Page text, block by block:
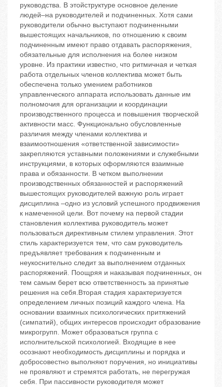
руководства. В этойструктуре основное деление
людей–на руководителей и подчиненных. Хотя сами
руководители обычно выступают подчиненными
вышестоящих начальников, по отношению к своим
подчиненным имеют право отдавать распоряжения,
обязательные для исполнения на более низком
уровне. Из практики известно, что ритмичная и четкая
работа отдельных членов коллектива может быть
обеспечена только умением работников
управленческого аппарата использовать данные им
полномочия для организации и координации
производственного процесса и повышения творческой
активности масс. Функционально обусловленные
различия между членами коллектива и
взаимоотношения «ответственной зависимости»
закрепляются уставными положениями и служебными
инструкциями, в которых оформляются взаимные
права и обязанности. В четком выполнении
производственных обязанностей и распоряжений
вышестоящих руководителей важную роль играет
дисциплина –одно из условий успешного продвижения
к намеченной цели. Вот почему на первой стадии
становления коллектива руководитель может
пользоваться директивным стилем управления. Этот
стиль характеризуется тем, что сам руководитель
предъявляет требования к подчиненным и
неукоснительно следит за выполнением отданных
распоряжений. Поощряя и наказывая подчиненных, он
тем самым берет всю ответственность за принятые
решения на себя.Вторая стадия характеризуется
определением личных позиций каждого члена. На
основании взаимных психологических притяжений
(симпатий), общих интересов происходит образование
микрогрупп. Может образоваться группа с
исполнительской психологией. Входящие в нее
осознают необходимость дисциплины и порядка и
добросовестно выполняют поручения, но инициативы
не проявляют и стремятся работать, не перегружая
себя. При пассивности руководителя может